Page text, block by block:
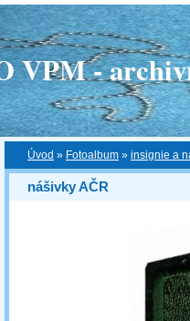
VPM -
Úvod » Fotoalbum » insignie a
nášivky AČR